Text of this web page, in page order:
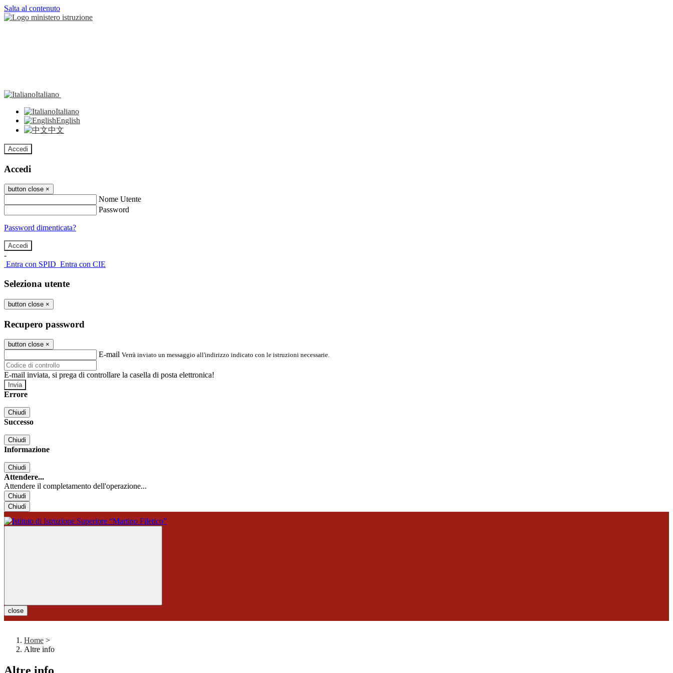
Salta al contenuto
Italiano
Italiano
English
中文
Accedi
Accedi
button close ×
Nome Utente
Password
Password dimenticata?
-
Entra con SPID Entra con CIE
Seleziona utente
button close ×
Recupero password
button close ×
E-mail Verrà inviato un messaggio all'indirizzo indicato con le istruzioni necessarie.
E-mail inviata, si prega di controllare la casella di posta elettronica!
Errore
Chiudi
Successo
Chiudi
Informazione
Chiudi
Attendere...
Attendere il completamento dell'operazione...
Chiudi
Chiudi
close
Home >
Altre info